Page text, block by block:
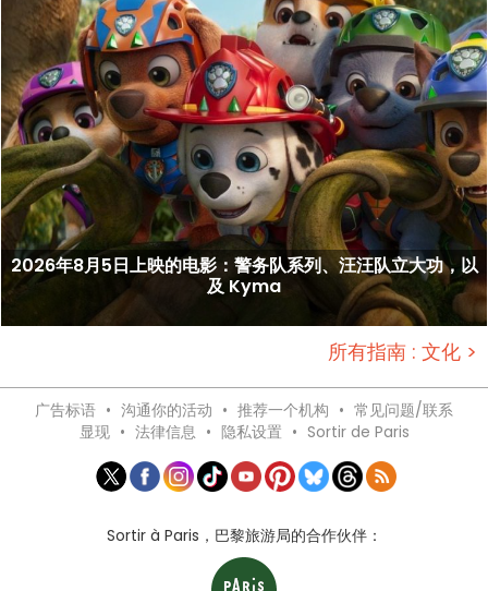
2026年8月5日上映的电影：警务队系列、汪汪队立大功，以
及 Kyma
所有指南 : 文化 >
广告标语 • 沟通你的活动 • 推荐一个机构 • 常见问题/联系
显现 • 法律信息 • 隐私设置 • Sortir de Paris
Sortir à Paris，巴黎旅游局的合作伙伴：